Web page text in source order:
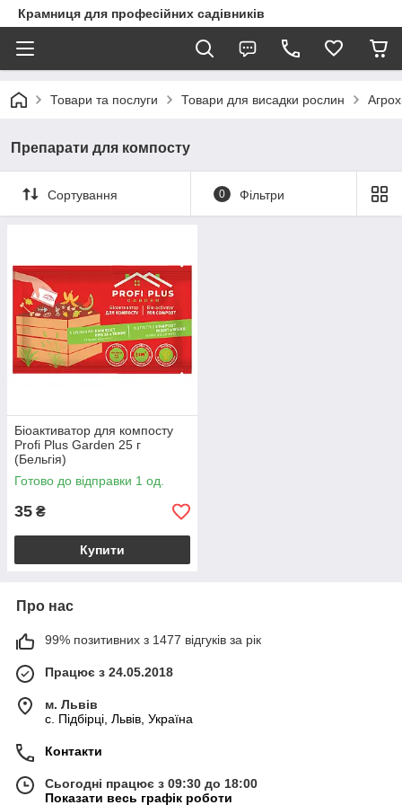
Крамниця для професійних садівників
Товари та послуги Товари для висадки рослин
Препарати для компосту
Сортування 0 Фільтри
Біоактиватор для компосту
Profi Plus Garden 25 г
(Бельгія)
Готово до відправки 1 од.
35 ₴
Купити
Про нас
99% позитивних з 1477 відгуків за рік
Працює з 24.05.2018
м. Львів
c. Підбірці, Львів, Україна
Контакти
Сьогодні працює з 09:30 до 18:00
Показати весь графік роботи